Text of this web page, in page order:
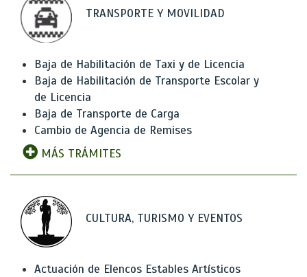
TRANSPORTE Y MOVILIDAD
Baja de Habilitación de Taxi y de Licencia
Baja de Habilitación de Transporte Escolar y
de Licencia
Baja de Transporte de Carga
Cambio de Agencia de Remises
MÁS TRÁMITES
CULTURA, TURISMO Y EVENTOS
Actuación de Elencos Estables Artísticos